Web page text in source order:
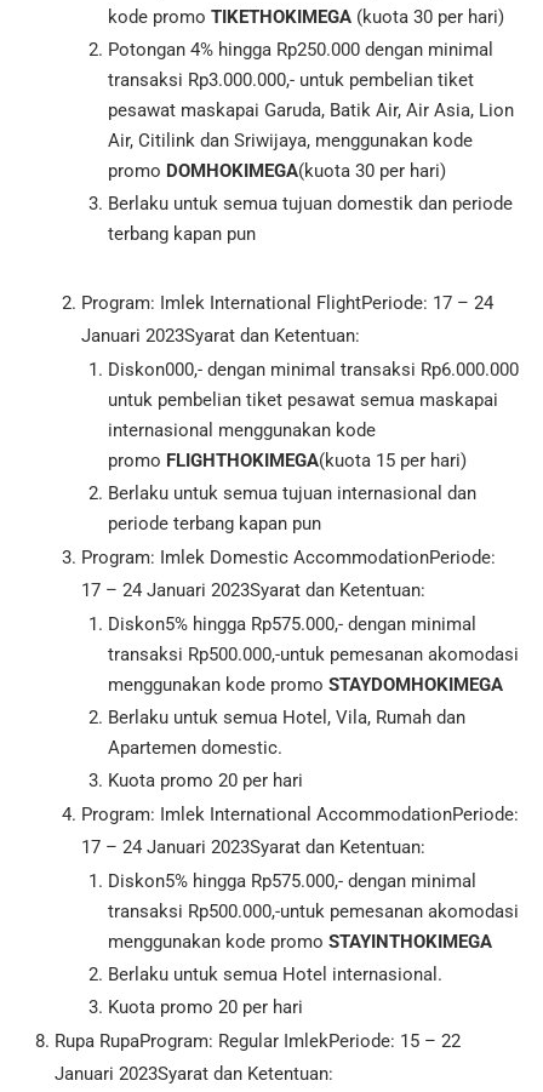
kode promo TIKETHOKIMEGA (kuota 30 per hari)
Potongan 4% hingga Rp250.000 dengan minimal
transaksi Rp3.000.000,- untuk pembelian tiket
pesawat maskapai Garuda, Batik Air, Air Asia, Lion
Air, Citilink dan Sriwijaya, menggunakan kode
promo DOMHOKIMEGA(kuota 30 per hari)
Berlaku untuk semua tujuan domestik dan periode
terbang kapan pun
Program: Imlek International FlightPeriode: 17 – 24
Januari 2023Syarat dan Ketentuan:
Diskon000,- dengan minimal transaksi Rp6.000.000
untuk pembelian tiket pesawat semua maskapai
internasional menggunakan kode
promo FLIGHTHOKIMEGA(kuota 15 per hari)
Berlaku untuk semua tujuan internasional dan
periode terbang kapan pun
Program: Imlek Domestic AccommodationPeriode:
17 – 24 Januari 2023Syarat dan Ketentuan:
Diskon5% hingga Rp575.000,- dengan minimal
transaksi Rp500.000,-untuk pemesanan akomodasi
menggunakan kode promo STAYDOMHOKIMEGA
Berlaku untuk semua Hotel, Vila, Rumah dan
Apartemen domestic.
Kuota promo 20 per hari
Program: Imlek International AccommodationPeriode:
17 – 24 Januari 2023Syarat dan Ketentuan:
Diskon5% hingga Rp575.000,- dengan minimal
transaksi Rp500.000,-untuk pemesanan akomodasi
menggunakan kode promo STAYINTHOKIMEGA
Berlaku untuk semua Hotel internasional.
Kuota promo 20 per hari
Rupa RupaProgram: Regular ImlekPeriode: 15 – 22
Januari 2023Syarat dan Ketentuan: